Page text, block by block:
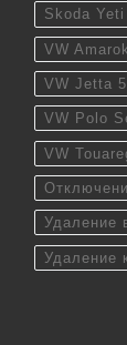
Skoda Yeti
VW Amarok
VW Jetta 5
VW Polo
VW
Удаление
Удаление